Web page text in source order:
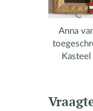
Anna